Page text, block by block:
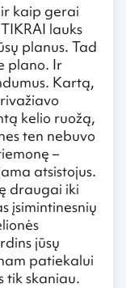
kaip gerai
lauks
planus. Tad
plano. Ir
Kartą,
kelio ruožą,
ten nebuvo
–
atsistojus.
draugai iki
įsimintinesnių
jūsų
patiekalui
tik skaniau.